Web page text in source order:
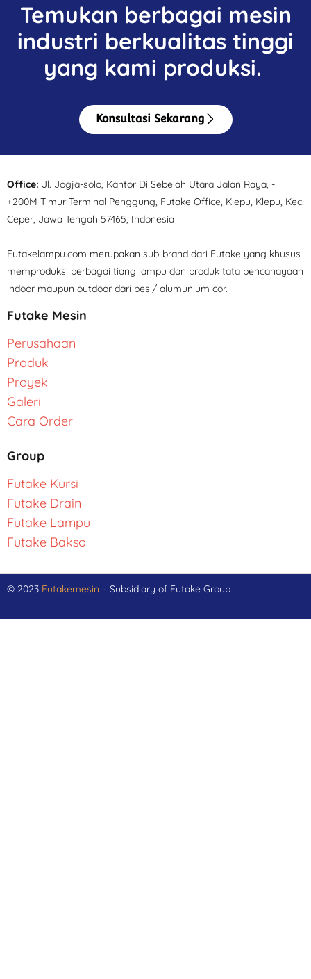
Temukan berbagai mesin
industri berkualitas tinggi
yang kami produksi.
Konsultasi Sekarang
Office: Jl. Jogja-solo, Kantor Di Sebelah Utara Jalan Raya, -
+200M Timur Terminal Penggung, Futake Office, Klepu, Klepu, Kec.
Ceper, Jawa Tengah 57465, Indonesia
Futakelampu.com merupakan sub-brand dari Futake yang khusus
memproduksi berbagai tiang lampu dan produk tata pencahayaan
indoor maupun outdoor dari besi/ alumunium cor.
Futake Mesin
Perusahaan
Produk
Proyek
Galeri
Cara Order
Group
Futake Kursi
Futake Drain
Futake Lampu
Futake Bakso
© 2023 Futakemesin – Subsidiary of Futake Group